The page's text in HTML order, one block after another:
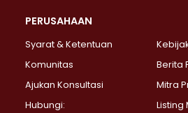
Properti Dijual di Lebak Bulus >
Properti Dijual di Gandaria Selatan >
Properti Dijual di Pondok Labu >
PERUSAHAAN
Syarat & Ketentuan
Komunitas
Berita
Ajukan Konsultasi
Mitra
Hubungi: